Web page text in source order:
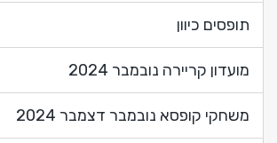
תופסים כיוון
מועדון קריירה נובמבר 2024
משחקי קופסא נובמבר דצמבר 2024